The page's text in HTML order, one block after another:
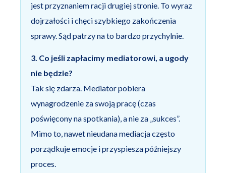
jest przyznaniem racji drugiej stronie. To wyraz
dojrzałości i chęci szybkiego zakończenia
sprawy. Sąd patrzy na to bardzo przychylnie.
3. Co jeśli zapłacimy mediatorowi, a ugody
nie będzie?
Tak się zdarza. Mediator pobiera
wynagrodzenie za swoją pracę (czas
poświęcony na spotkania), a nie za „sukces”.
Mimo to, nawet nieudana mediacja często
porządkuje emocje i przyspiesza późniejszy
proces.